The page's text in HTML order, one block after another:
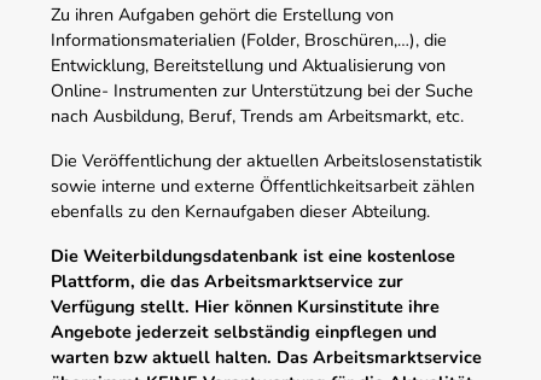
Zu ihren Aufgaben gehört die Erstellung von
Informationsmaterialien (Folder, Broschüren,…), die
Entwicklung, Bereitstellung und Aktualisierung von
Online- Instrumenten zur Unterstützung bei der Suche
nach Ausbildung, Beruf, Trends am Arbeitsmarkt, etc.
Die Veröffentlichung der aktuellen Arbeitslosenstatistik
sowie interne und externe Öffentlichkeitsarbeit zählen
ebenfalls zu den Kernaufgaben dieser Abteilung.
Die Weiterbildungsdatenbank ist eine kostenlose
Plattform, die das Arbeitsmarktservice zur
Verfügung stellt. Hier können Kursinstitute ihre
Angebote jederzeit selbständig einpflegen und
warten bzw aktuell halten. Das Arbeitsmarktservice